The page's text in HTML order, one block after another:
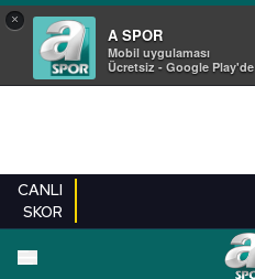
×
A SPOR
Mobil uygulaması
Ücretsiz - Google Play'de
CANLI
SKOR